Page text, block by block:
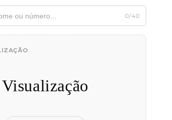
Mike
0/40
Visualização